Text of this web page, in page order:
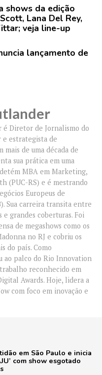
shows da edição
Lana Del Rey,
veja line-up
lançamento de
Diretor de Jornalismo do
e estrategista de
mais de uma década de
sua prática em uma
MBA em Marketing,
(PUC-RS) e é mestrando
Europeus de
Sua carreira transita entre
e grandes coberturas. Foi
de megashows como os
no RJ e cobriu os
do país. Como
ao palco do Rio Innovation
reconhecido em
Awards. Hoje, lidera a
com foco em inovação e
em São Paulo e inicia
com show esgotado